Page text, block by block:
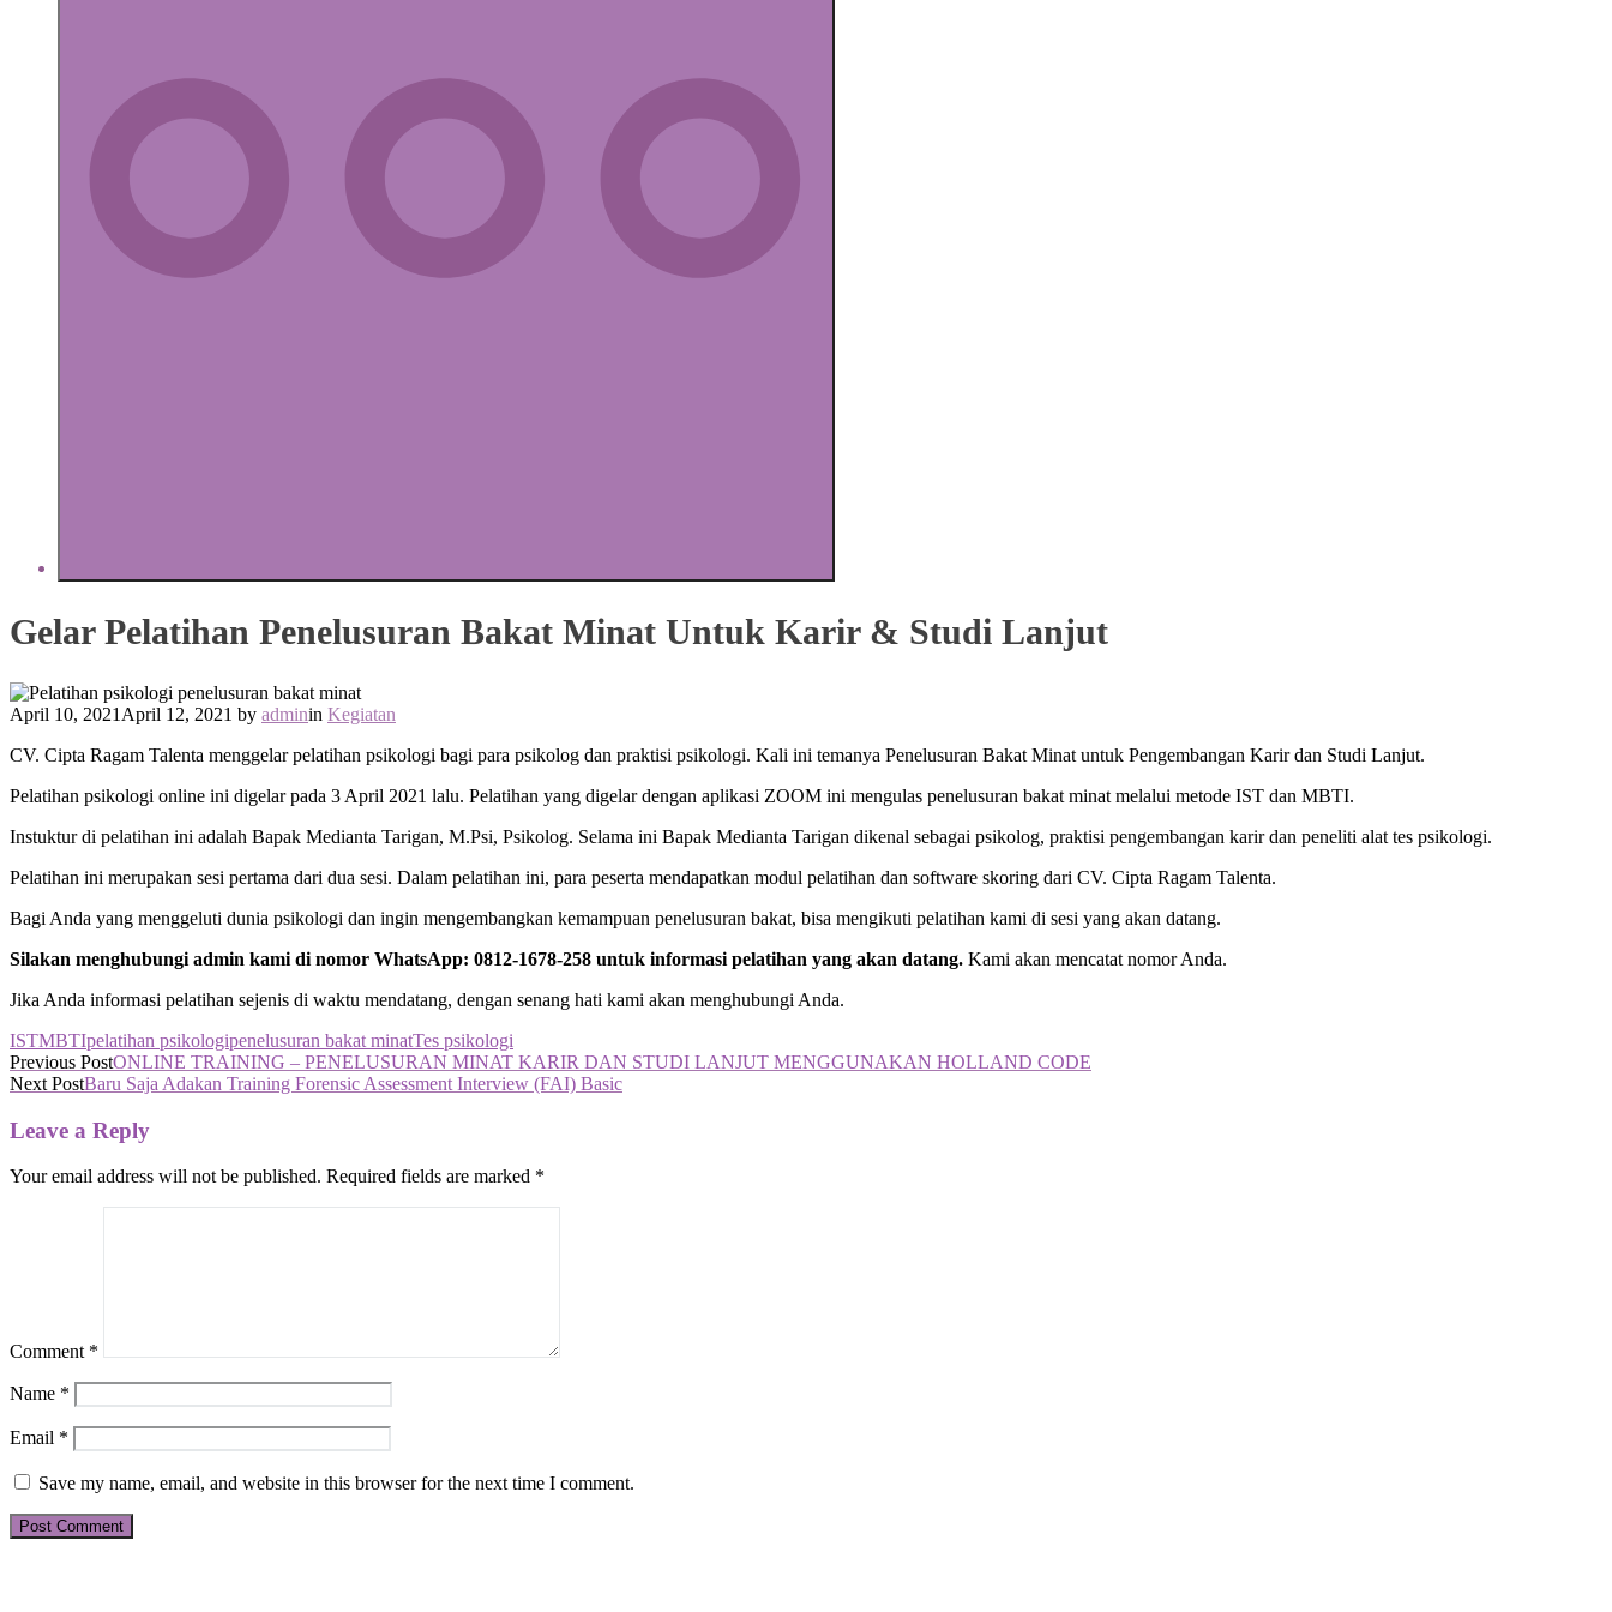
Gelar Pelatihan Penelusuran Bakat Minat Untuk Karir & Studi Lanjut
April 10, 2021 April 12, 2021 by adminin Kegiatan
CV. Cipta Ragam Talenta menggelar pelatihan psikologi bagi para psikolog dan praktisi psikologi. Kali ini temanya Penelusuran Bakat Minat untuk Pengembangan Karir dan Studi Lanjut.
Pelatihan psikologi online ini digelar pada 3 April 2021 lalu. Pelatihan yang digelar dengan aplikasi ZOOM ini mengulas penelusuran bakat minat melalui metode IST dan MBTI.
Instuktur di pelatihan ini adalah Bapak Medianta Tarigan, M.Psi, Psikolog. Selama ini Bapak Medianta Tarigan dikenal sebagai psikolog, praktisi pengembangan karir dan peneliti alat tes psikologi.
Pelatihan ini merupakan sesi pertama dari dua sesi. Dalam pelatihan ini, para peserta mendapatkan modul pelatihan dan software skoring dari CV. Cipta Ragam Talenta.
Bagi Anda yang menggeluti dunia psikologi dan ingin mengembangkan kemampuan penelusuran bakat, bisa mengikuti pelatihan kami di sesi yang akan datang.
Silakan menghubungi admin kami di nomor WhatsApp: 0812-1678-258 untuk informasi pelatihan yang akan datang. Kami akan mencatat nomor Anda.
Jika Anda informasi pelatihan sejenis di waktu mendatang, dengan senang hati kami akan menghubungi Anda.
ISTMBTIpelatihan psikologipenelusuran bakat minatTes psikologi
Post
navigation
Previous PostONLINE TRAINING – PENELUSURAN MINAT KARIR DAN STUDI LANJUT MENGGUNAKAN HOLLAND CODE
Next PostBaru Saja Adakan Training Forensic Assessment Interview (FAI) Basic
Leave a Reply
Your email address will not be published. Required fields are marked *
Comment *
Name *
Email *
Save my name, email, and website in this browser for the next time I comment.